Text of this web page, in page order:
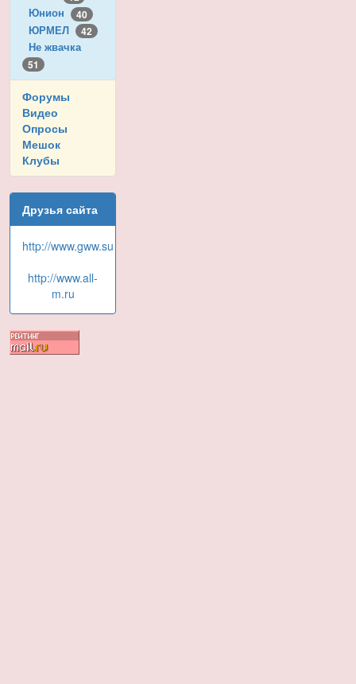
Юнион 40
ЮРМЕЛ 42
Не жвачка
51
Форумы
Видео
Опросы
Мешок
Клубы
Друзья сайта
http://www.gww.su
http://www.all-
m.ru